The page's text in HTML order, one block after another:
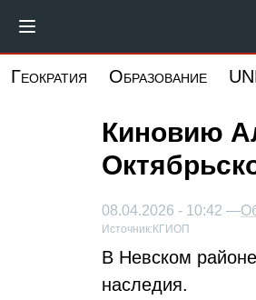
основному
Геократия Образование
Киновию
08.04.2026 - 10:42 —
Источник: КГИОП
В Невском
наследия.